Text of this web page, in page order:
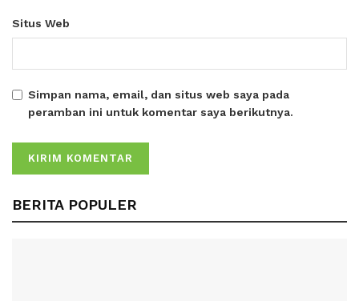
Situs Web
Simpan nama, email, dan situs web saya pada
peramban ini untuk komentar saya berikutnya.
BERITA POPULER